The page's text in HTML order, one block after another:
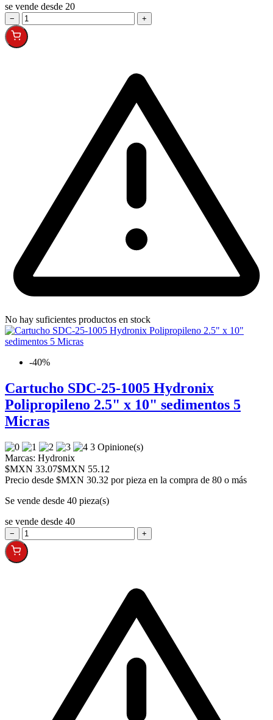
se vende desde 20
− +
No hay suficientes productos en stock
-40%
Cartucho SDC-25-1005 Hydronix
Polipropileno 2.5" x 10" sedimentos 5
Micras
3 Opinione(s)
Marcas: Hydronix
$MXN 33.07$MXN 55.12
Precio desde $MXN 30.32 por pieza en la compra de 80 o más
Se vende desde 40 pieza(s)
se vende desde 40
− +